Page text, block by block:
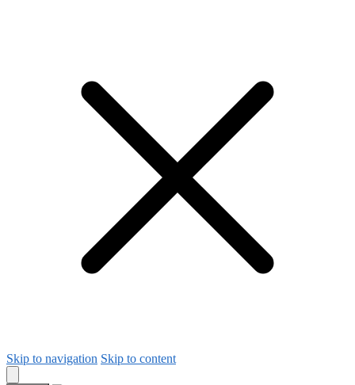
Skip to navigation Skip to content